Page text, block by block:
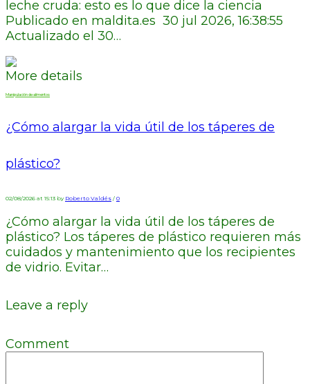
leche cruda: esto es lo que dice la ciencia
Publicado en maldita.es 30 jul 2026, 16:38:55
Actualizado el 30…
More details
Manipulación de alimentos
¿Cómo alargar la vida útil de los táperes de
plástico?
02/08/2026 at 15:13 by Roberto Valdés / 0
¿Cómo alargar la vida útil de los táperes de
plástico? Los táperes de plástico requieren más
cuidados y mantenimiento que los recipientes
de vidrio. Evitar…
Leave a reply
Comment